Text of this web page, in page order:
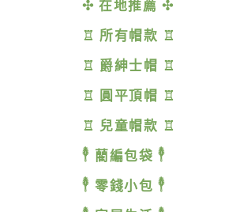
✣ 在地推薦 ✣
♖ 所有帽款 ♖
♖ 爵紳士帽 ♖
♖ 圓平頂帽 ♖
♖ 兒童帽款 ♖
𓇣 藺編包袋 𓇣
𓇣 零錢小包 𓇣